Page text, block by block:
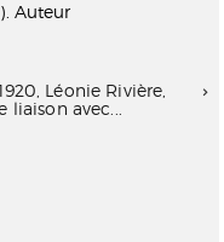
Auteur
Léonie Rivière,
avec...